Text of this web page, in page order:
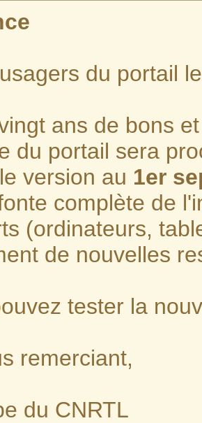
du portail
ans de bons
du portail sera
version au 1er
complète de
(ordinateurs,
de nouvelles
tester la
remerciant,
du CNRTL